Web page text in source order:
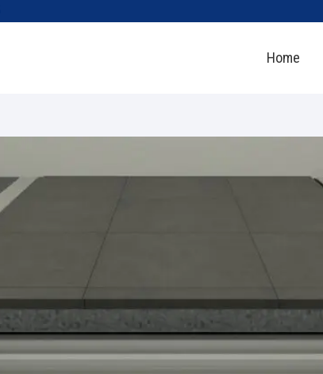
Home